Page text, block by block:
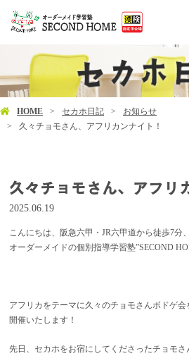
HOME セカホ日記
お知らせ
久々チョモさん、アフリカンナイト！
久々チョモさん、アフリ
2025.06.19
こんにちは、阪急六甲・JR六甲道から徒歩7分、
オーダーメイドの個別指導学習塾”SECOND
アフリカをテーマに久々のチョモさんボドゲ会
開催いたします！
先日、セカホをお宿にしてくださったチョモさ